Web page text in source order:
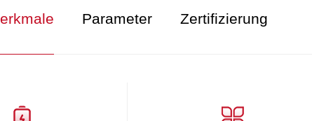
Parameter Zertifizierung